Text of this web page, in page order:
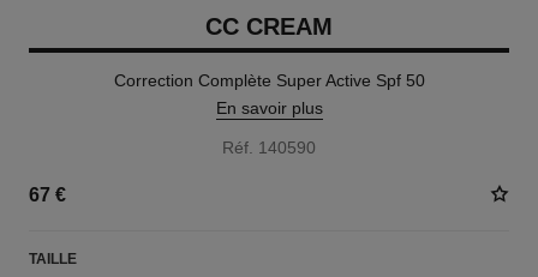
CC CREAM
Correction Complète Super Active Spf 50
En savoir plus
Réf. 140590
67 €
TAILLE